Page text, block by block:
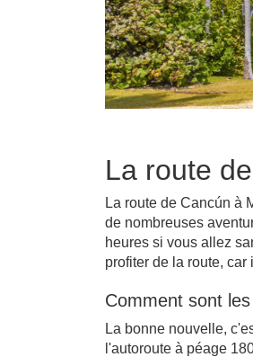
La route
La route de Cancún à
de nombreuses
heures si vous allez
profiter de la route,
Comment sont
La bonne nouvelle,
l'autoroute à péage